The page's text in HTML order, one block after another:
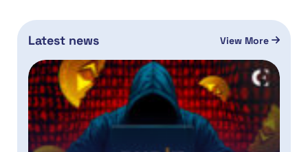
Latest news View More